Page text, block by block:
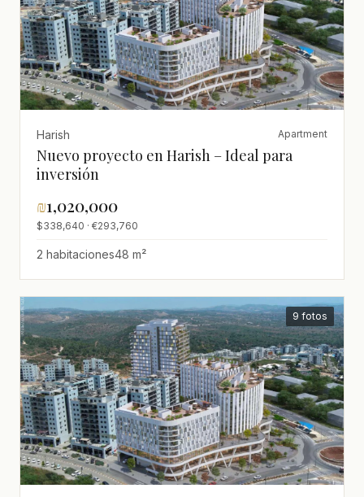
Harish Apartment
Nuevo proyecto en Harish – Ideal para
inversión
₪1,020,000
$338,640 · €293,760
2 habitaciones48 m²
9 fotos